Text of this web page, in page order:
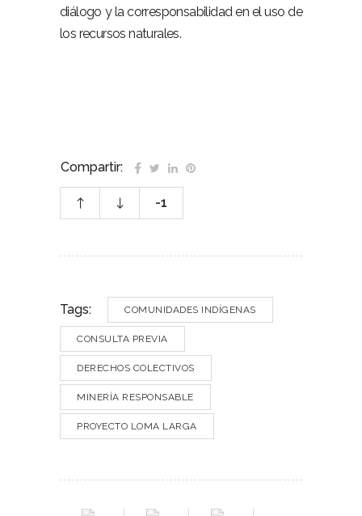
diálogo y la corresponsabilidad en el uso de
los recursos naturales.
Compartir:
-1
Tags: COMUNIDADES INDÍGENAS
CONSULTA PREVIA
DERECHOS COLECTIVOS
MINERÍA RESPONSABLE
PROYECTO LOMA LARGA